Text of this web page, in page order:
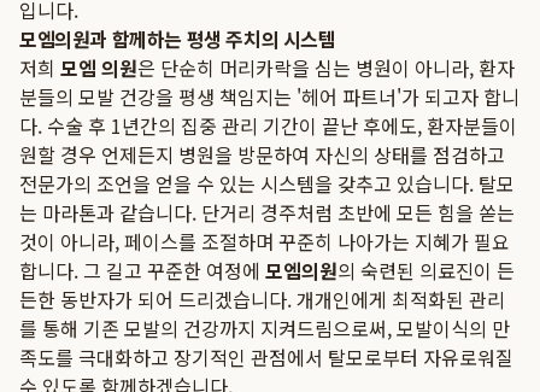
입니다.
모엠의원과 함께하는 평생 주치의 시스템
저희 모엠 의원은 단순히 머리카락을 심는 병원이 아니라, 환자
분들의 모발 건강을 평생 책임지는 '헤어 파트너'가 되고자 합니
다. 수술 후 1년간의 집중 관리 기간이 끝난 후에도, 환자분들이
원할 경우 언제든지 병원을 방문하여 자신의 상태를 점검하고
전문가의 조언을 얻을 수 있는 시스템을 갖추고 있습니다. 탈모
는 마라톤과 같습니다. 단거리 경주처럼 초반에 모든 힘을 쏟는
것이 아니라, 페이스를 조절하며 꾸준히 나아가는 지혜가 필요
합니다. 그 길고 꾸준한 여정에 모엠의원의 숙련된 의료진이 든
든한 동반자가 되어 드리겠습니다. 개개인에게 최적화된 관리
를 통해 기존 모발의 건강까지 지켜드림으로써, 모발이식의 만
족도를 극대화하고 장기적인 관점에서 탈모로부터 자유로워질
수 있도록 함께하겠습니다.